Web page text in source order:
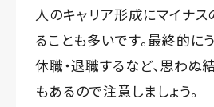
人のキャリア形成にマイナ
ることも多いです。最終的に
休職・退職するなど、思わぬ
もあるので注意しましょう。